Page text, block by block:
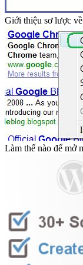
Giới thiệu sơ lược
Làm thế nào để mở